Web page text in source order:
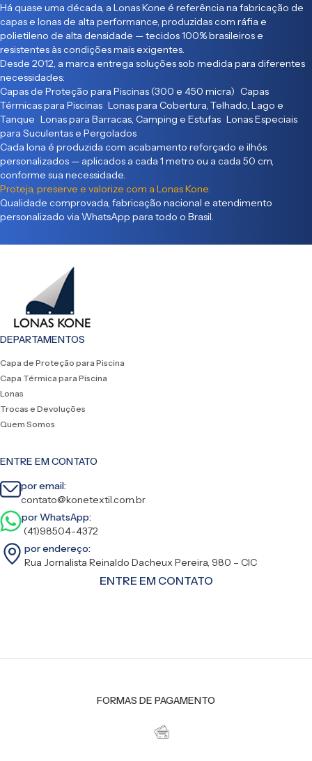
Há quase uma década, a Lonas Kone é referência na fabricação de
capas e lonas de alta performance, produzidas com ráfia e
polietileno de alta densidade — tecidos 100% brasileiros e
resistentes às condições mais exigentes.
Desde 2012, a marca entrega soluções sob medida para diferentes
necessidades:
Capas de Proteção para Piscinas (300 e 450 micra) Capas
Térmicas para Piscinas Lonas para Cobertura, Telhado, Lago e
Tanque Lonas para Barracas, Camping e Estufas Lonas Especiais
para Suculentas e Pergolados
Cada lona é produzida com acabamento reforçado e ilhós
personalizados — aplicados a cada 1 metro ou a cada 50 cm,
conforme sua necessidade.
Proteja, preserve e valorize com a Lonas Kone.
Qualidade comprovada, fabricação nacional e atendimento
personalizado via WhatsApp para todo o Brasil.
DEPARTAMENTOS
Capa de Proteção para Piscina
Capa Térmica para Piscina
Lonas
Trocas e Devoluções
Quem Somos
ENTRE EM CONTATO
por email:
contato@konetextil.com.br
por WhatsApp:
(41)98504-4372
por endereço:
Rua Jornalista Reinaldo Dacheux Pereira, 980 – CIC
ENTRE EM CONTATO
FORMAS DE PAGAMENTO